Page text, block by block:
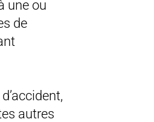
une ou
de
autres